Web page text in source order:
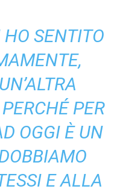
SENTITO
PER
OGGI È UN
E ALLA